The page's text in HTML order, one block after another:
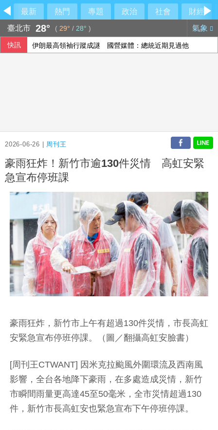
最新 熱門 專題 政治 社會
財經
臺北市 28° ( 29° / 28° ) 氣象
快訊 伊朗最高領袖行蹤成謎 國營媒體：總統近期見過他
2026-06-26 | 周刊王
豪雨狂炸！新竹市逾130件災情 高虹安緊
急宣布停班課
豪雨狂炸，新竹市上午有超過130件災情，市長高虹
安緊急宣布停班停課。（圖／翻攝高虹安臉書）
[周刊王CTWANT] 因米克拉颱風外圍環流及西南風
影響，全台各地降下豪雨，在多處造成災情，新竹
市瞬間雨量更高達45至50毫米，全市災情超過130
件，新竹市長高虹安也緊急宣布下午停班停課。